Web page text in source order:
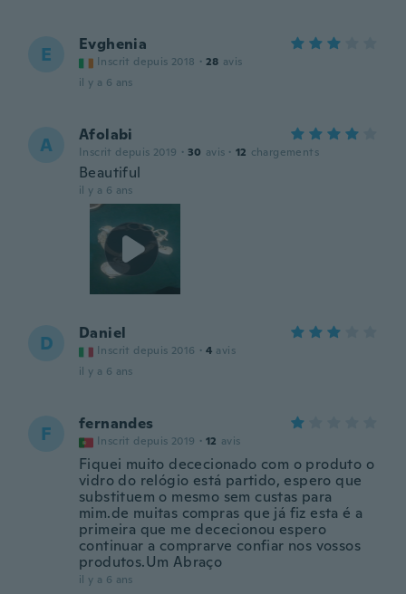
E Evghenia
Inscrit depuis 2018 · 28 avis
il y a 6 ans
A Afolabi
Inscrit depuis 2019 · 30 avis · 12 chargements
Beautiful
il y a 6 ans
D Daniel
Inscrit depuis 2016 · 4 avis
il y a 6 ans
F fernandes
Inscrit depuis 2019 · 12 avis
Fiquei muito dececionado com o produto o
vidro do relógio está partido, espero que
substituem o mesmo sem custas para
mim.de muitas compras que já fiz esta é a
primeira que me dececionou espero
continuar a comprarve confiar nos vossos
produtos.Um Abraço
il y a 6 ans